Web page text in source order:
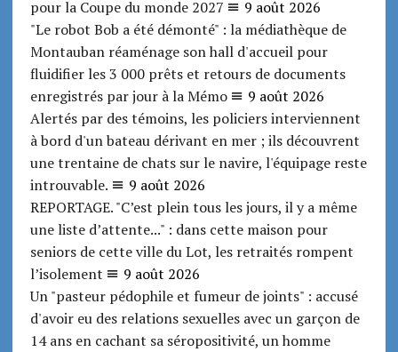
pour la Coupe du monde 2027
9 août 2026
"Le robot Bob a été démonté" : la médiathèque de
Montauban réaménage son hall d'accueil pour
fluidifier les 3 000 prêts et retours de documents
enregistrés par jour à la Mémo
9 août 2026
Alertés par des témoins, les policiers interviennent
à bord d'un bateau dérivant en mer ; ils découvrent
une trentaine de chats sur le navire, l'équipage reste
introuvable.
9 août 2026
REPORTAGE. "C’est plein tous les jours, il y a même
une liste d’attente..." : dans cette maison pour
seniors de cette ville du Lot, les retraités rompent
l’isolement
9 août 2026
Un "pasteur pédophile et fumeur de joints" : accusé
d'avoir eu des relations sexuelles avec un garçon de
14 ans en cachant sa séropositivité, un homme